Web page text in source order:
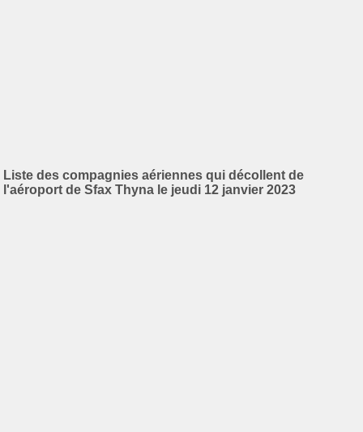
Liste des compagnies aériennes qui décollent de
l'aéroport de Sfax Thyna le jeudi 12 janvier 2023